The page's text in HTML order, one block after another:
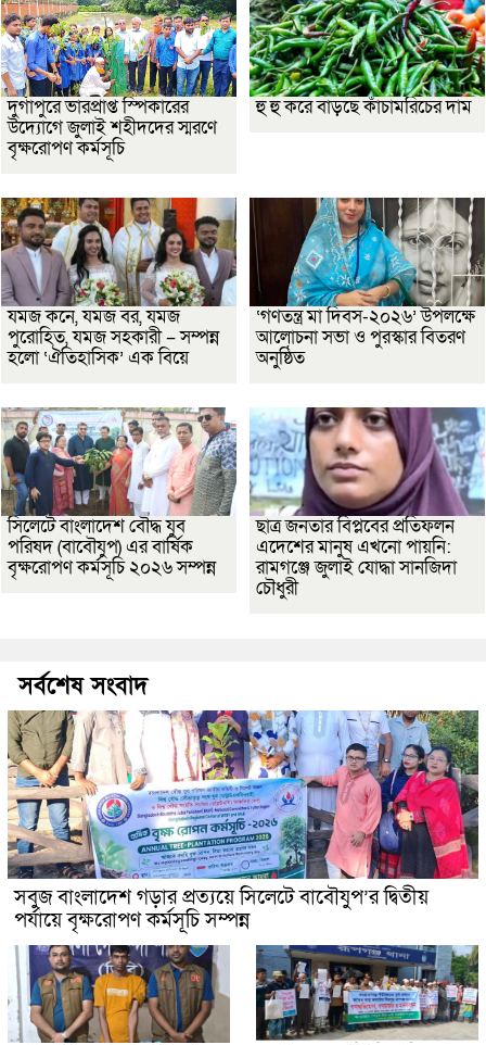
দুর্গাপুরে ভারপ্রাপ্ত স্পিকারের
উদ্যোগে জুলাই শহীদদের স্মরণে
বৃক্ষরোপণ কর্মসূচি
হু হু করে বাড়ছে কাঁচামরিচের দাম
যমজ কনে, যমজ বর, যমজ
পুরোহিত, যমজ সহকারী – সম্পন্ন
হলো ‘ঐতিহাসিক’ এক বিয়ে
‘গণতন্ত্র মা দিবস-২০২৬’ উপলক্ষে
আলোচনা সভা ও পুরস্কার বিতরণ
অনুষ্ঠিত
সিলেটে বাংলাদেশ বৌদ্ধ যুব
পরিষদ (বাবৌযুপ) এর বার্ষিক
বৃক্ষরোপণ কর্মসূচি ২০২৬ সম্পন্ন
ছাত্র জনতার বিপ্লবের প্রতিফলন
এদেশের মানুষ এখনো পায়নি:
রামগঞ্জে জুলাই যোদ্ধা সানজিদা
চৌধুরী
সর্বশেষ সংবাদ
সবুজ বাংলাদেশ গড়ার প্রত্যয়ে সিলেটে বাবৌযুপ’র দ্বিতীয়
পর্যায়ে বৃক্ষরোপণ কর্মসূচি সম্পন্ন